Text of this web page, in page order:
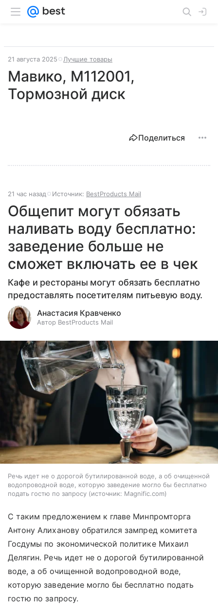
21 августа 2025 Лучшие товары
Мавико, M112001,
Тормозной диск
Поделиться
21 час назад Источник: BestProducts Mail
Общепит могут обязать
наливать воду бесплатно:
заведение больше не
сможет включать ее в чек
Кафе и рестораны могут обязать бесплатно
предоставлять посетителям питьевую воду.
Анастасия Кравченко
Автор BestProducts Mail
Речь идет не о дорогой бутилированной воде, а об очищенной
водопроводной воде, которую заведение могло бы бесплатно
подать гостю по запросу
источник: Magnific.com
С таким предложением к главе Минпромторга
Антону Алиханову обратился зампред комитета
Госдумы по экономической политике Михаил
Делягин. Речь идет не о дорогой бутилированной
воде, а об очищенной водопроводной воде,
которую заведение могло бы бесплатно подать
гостю по запросу.